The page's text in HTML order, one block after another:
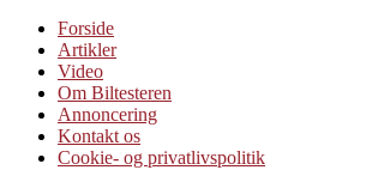
Forside
Artikler
Video
Om Biltesteren
Annoncering
Kontakt os
Cookie- og privatlivspolitik